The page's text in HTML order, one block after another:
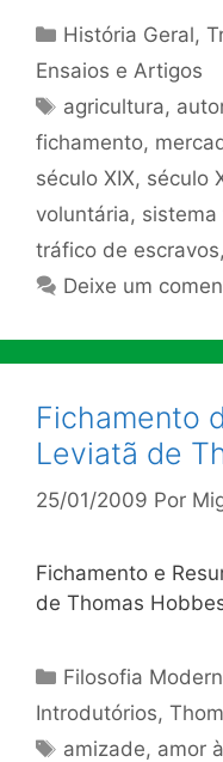
Categorias
História Geral,
Ensaios e Artigos
Tags
agricultura,
fichamento,
século XIX, século
voluntária, sistema
tráfico de escravos,
Deixe um
Fichamento
Leviatã de
25/01/2009 Por
Fichamento e
de Thomas
Categorias
Filosofia
Introdutórios,
Tags
amizade, amor